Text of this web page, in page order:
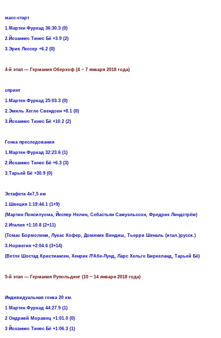
масс-старт
1.Мартен Фуркад 36:30.3 (0)
2.Йоханнес Тинес Бё +3.9 (2)
3.Эрик Лессер +6.2 (0)
4-й этап — Германия Оберхоф (4 − 7 января 2018 года)
спринт
1.Мартен Фуркад 25:03.3 (0)
2.Эмиль Хегле Свендсен +8.1 (0)
3.Йоханнес Тинес Бё +10.2 (2)
Гонка преследования
1.Мартен Фуркад 32:23.6 (1)
2.Йоханнес Тинес Бё +6.3 (3)
3.Тарьей Бё +30.9 (0)
Эстафета 4х7,5 км
1.Швеция 1:19:44.1 (1+9)
(Мартин Понсилуома, Йеспер Нелин, Себастьян Самуэльссон, Фредрик Линдстрём)
2.Италия +1:10.8 (2+11)
(Томас Бормолини, Лукас Хофер, Доминик Виндиш, Тьерри Шеналь (итал.)русск.)
3.Норвегия +2:04.6 (3+14)
(Ветле Шостад Кристиансен, Хенрик Л'Абе-Лунд, Ларс Хельге Биркеланд, Тарьей Бё)
5-й этап — Германия Рупольдинг (10 − 14 января 2018 года)
Индивидуальная гонка 20 км.
1 Мартен Фуркад 44:27.9 (1)
2 Ондржей Моравец +1:01.0 (0)
3 Йоханнес Тинес Бё +1:06.3 (1)